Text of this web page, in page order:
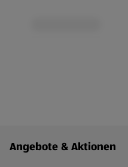
Fußzeilenmenü - weitere Links
Angebote & Aktionen